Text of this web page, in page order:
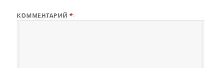
КОММЕНТАРИЙ*